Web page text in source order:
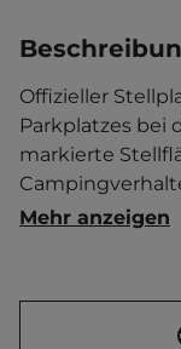
Offizieller
Parkplatzes bei
markierte
500 m entfernt.
Mehr anzeigen